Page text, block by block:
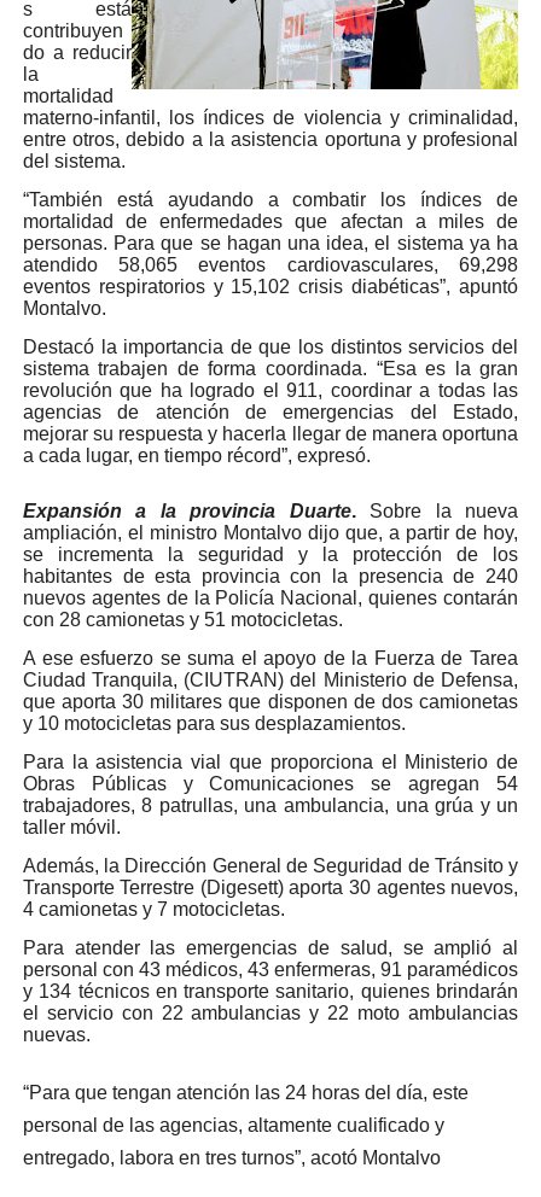
s está
contribuyen
do a reducir
la
mortalidad
materno-infantil, los índices de violencia y criminalidad,
entre otros, debido a la asistencia oportuna y profesional
del sistema.
“También está ayudando a combatir los índices de
mortalidad de enfermedades que afectan a miles de
personas. Para que se hagan una idea, el sistema ya ha
atendido 58,065 eventos cardiovasculares, 69,298
eventos respiratorios y 15,102 crisis diabéticas”, apuntó
Montalvo.
Destacó la importancia de que los distintos servicios del
sistema trabajen de forma coordinada. “Esa es la gran
revolución que ha logrado el 911, coordinar a todas las
agencias de atención de emergencias del Estado,
mejorar su respuesta y hacerla llegar de manera oportuna
a cada lugar, en tiempo récord”, expresó.
Expansión a la provincia Duarte. Sobre la nueva
ampliación, el ministro Montalvo dijo que, a partir de hoy,
se incrementa la seguridad y la protección de los
habitantes de esta provincia con la presencia de 240
nuevos agentes de la Policía Nacional, quienes contarán
con 28 camionetas y 51 motocicletas.
A ese esfuerzo se suma el apoyo de la Fuerza de Tarea
Ciudad Tranquila, (CIUTRAN) del Ministerio de Defensa,
que aporta 30 militares que disponen de dos camionetas
y 10 motocicletas para sus desplazamientos.
Para la asistencia vial que proporciona el Ministerio de
Obras Públicas y Comunicaciones se agregan 54
trabajadores, 8 patrullas, una ambulancia, una grúa y un
taller móvil.
Además, la Dirección General de Seguridad de Tránsito y
Transporte Terrestre (Digesett) aporta 30 agentes nuevos,
4 camionetas y 7 motocicletas.
Para atender las emergencias de salud, se amplió al
personal con 43 médicos, 43 enfermeras, 91 paramédicos
y 134 técnicos en transporte sanitario, quienes brindarán
el servicio con 22 ambulancias y 22 moto ambulancias
nuevas.
“Para que tengan atención las 24 horas del día, este
personal de las agencias, altamente cualificado y
entregado, labora en tres turnos”, acotó Montalvo